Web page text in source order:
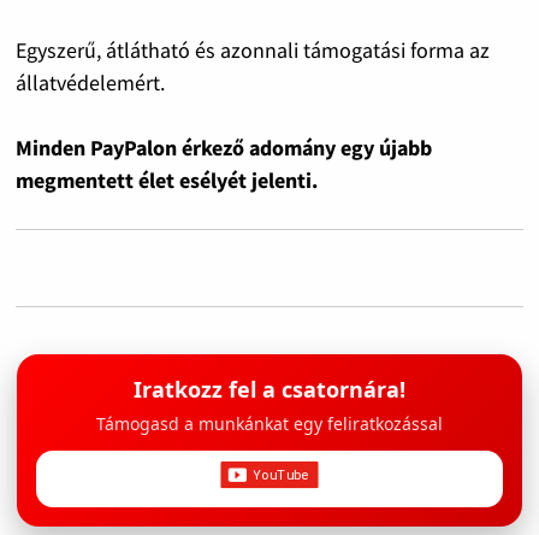
Egyszerű, átlátható és azonnali támogatási forma az
állatvédelemért.
Minden PayPalon érkező adomány egy újabb
megmentett élet esélyét jelenti.
Iratkozz fel a csatornára!
Támogasd a munkánkat egy feliratkozással